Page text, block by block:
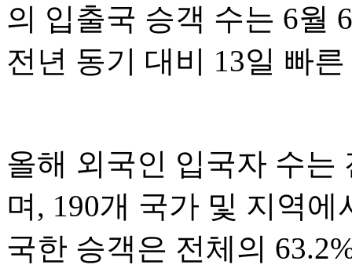
의 입출국 승객 수는 6월
전년 동기 대비 13일 빠
올해 외국인 입국자 수는
며, 190개 국가 및 지역
국한 승객은 전체의